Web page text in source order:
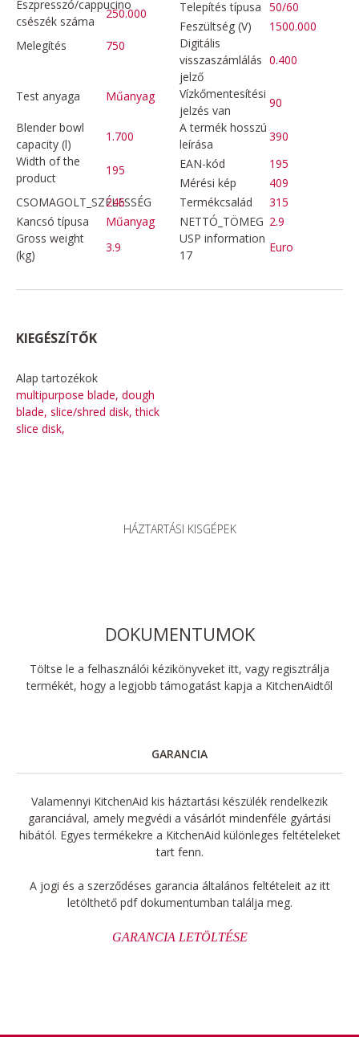
Eszpresszó/cappucino
csészék száma
250.000 Telepítés típusa 50/60
Feszültség (V)
1500.000
Melegítés
750
Digitális
visszaszámlálás
jelző
0.400
Test anyaga Műanyag
Vízkőmentesítési
jelzés van
90
Blender bowl
capacity (l)
1.700
A termék hosszú
leírása
390
Width of the
product
195 EAN-kód
195
Mérési kép
409
CSOMAGOLT_SZÉLESSÉG
246 Termékcsalád
315
Kancsó típusa
Műanyag NETTÓ_TÖMEG 2.9
Gross weight
(kg)
3.9
USP information
17
Euro
KIEGÉSZÍTŐK
Alap tartozékok
multipurpose blade, dough
blade, slice/shred disk, thick
slice disk,
HÁZTARTÁSI KISGÉPEK
DOKUMENTUMOK
Töltse le a felhasználói kézikönyveket itt, vagy regisztrálja
termékét, hogy a legjobb támogatást kapja a KitchenAidtől
GARANCIA
Valamennyi KitchenAid kis háztartási készülék rendelkezik
garanciával, amely megvédi a vásárlót mindenféle gyártási
hibától. Egyes termékekre a KitchenAid különleges feltételeket
tart fenn.
A jogi és a szerződéses garancia általános feltételeit az itt
letölthető pdf dokumentumban találja meg.
GARANCIA LETÖLTÉSE